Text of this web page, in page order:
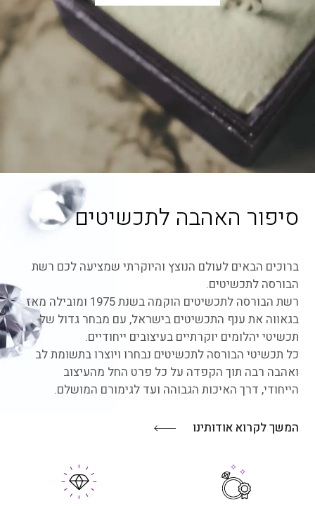
סיפור האהבה לתכשיטים
ברוכים הבאים לעולם הנוצץ והיוקרתי שמציעה לכם רשת
הבורסה לתכשיטים.
רשת הבורסה לתכשיטים הוקמה בשנת 1975 ומובילה מאז
בגאווה את ענף התכשיטים בישראל, עם מבחר גדול של
תכשיטי יהלומים יוקרתיים בעיצובים ייחודיים.
כל תכשיטי הבורסה לתכשיטים נבחרו ויוצרו בתשומת לב
ואהבה רבה תוך הקפדה על כל פרט החל מהעיצוב
הייחודי, דרך האיכות הגבוהה ועד לגימורם המושלם.
המשך לקרוא אודותינו